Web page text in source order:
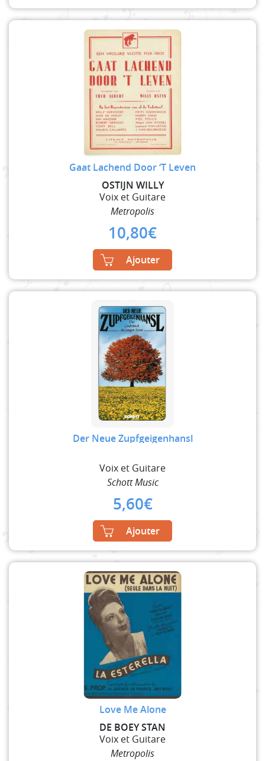
Gaat Lachend Door ‘T Leven
OSTIJN WILLY
Voix et Guitare
Metropolis
10,80€
Ajouter
Der Neue Zupfgeigenhansl
Voix et Guitare
Schott Music
5,60€
Ajouter
Love Me Alone
DE BOEY STAN
Voix et Guitare
Metropolis